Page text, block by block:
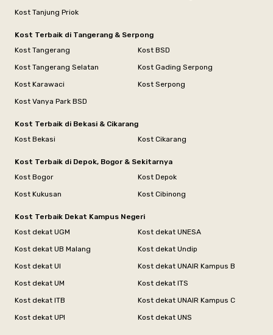
Kost Tanjung Priok
Kost Terbaik di Tangerang & Serpong
Kost Tangerang
Kost BSD
Kost Tangerang Selatan
Kost Gading Serpong
Kost Karawaci
Kost Serpong
Kost Vanya Park BSD
Kost Terbaik di Bekasi & Cikarang
Kost Bekasi
Kost Cikarang
Kost Terbaik di Depok, Bogor & Sekitarnya
Kost Bogor
Kost Depok
Kost Kukusan
Kost Cibinong
Kost Terbaik Dekat Kampus Negeri
Kost dekat UGM
Kost dekat UNESA
Kost dekat UB Malang
Kost dekat Undip
Kost dekat UI
Kost dekat UNAIR Kampus B
Kost dekat UM
Kost dekat ITS
Kost dekat ITB
Kost dekat UNAIR Kampus C
Kost dekat UPI
Kost dekat UNS